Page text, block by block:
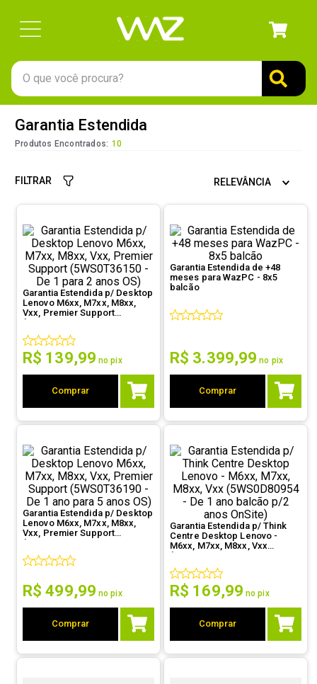
O que você procura?
Garantia Estendida
Produtos Encontrados: 10
FILTRAR RELEVÂNCIA
Garantia Estendida p/ Desktop
Lenovo M6xx, M7xx, M8xx,
Vxx, Premier Support
(5WS0T36150 - De 1 para 2
anos OS)
R$ 139,99 no pix
Comprar
Garantia Estendida de +48
meses para WazPC - 8x5
balcão
R$ 3.399,99 no pix
Comprar
Garantia Estendida p/ Desktop
Lenovo M6xx, M7xx, M8xx,
Vxx, Premier Support
(5WS0T36190 - De 1 ano para
5 anos OS)
R$ 499,99 no pix
Comprar
Garantia Estendida p/ Think
Centre Desktop Lenovo -
M6xx, M7xx, M8xx, Vxx
(5WS0D80954 - De 1 ano
balcão p/2 anos OnSite)
R$ 169,99 no pix
Comprar
1º
4º
ssd
5º
openbox
6º
7
jonsbo
fractal